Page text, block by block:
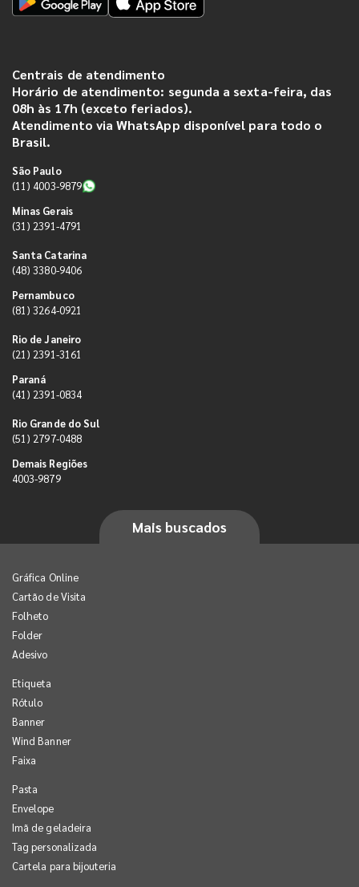
Centrais de atendimento
Horário de atendimento: segunda a sexta-feira, das
08h às 17h (exceto feriados).
Atendimento via WhatsApp disponível para todo o
Brasil.
São Paulo
(11) 4003-9879
Minas Gerais
(31) 2391-4791
Santa Catarina
(48) 3380-9406
Pernambuco
(81) 3264-0921
Rio de Janeiro
(21) 2391-3161
Paraná
(41) 2391-0834
Rio Grande do Sul
(51) 2797-0488
Demais Regiões
4003-9879
Mais buscados
Gráfica Online
Cartão de Visita
Folheto
Folder
Adesivo
Etiqueta
Rótulo
Banner
Wind Banner
Faixa
Pasta
Envelope
Imã de geladeira
Tag personalizada
Cartela para bijouteria